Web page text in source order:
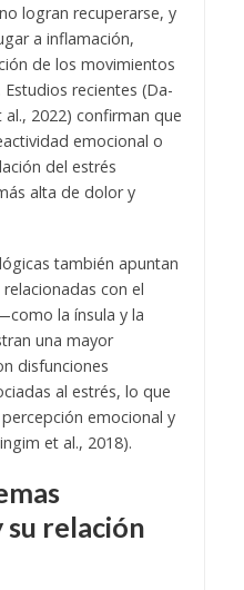
logran recuperarse, y
a inflamación,
de los movimientos
recientes (Da-
al., 2022) confirman que
emocional o
del estrés
alta de dolor y
también apuntan
con el
la ínsula y la
una mayor
disfunciones
al estrés, lo que
emocional y
et al., 2018).
su relación